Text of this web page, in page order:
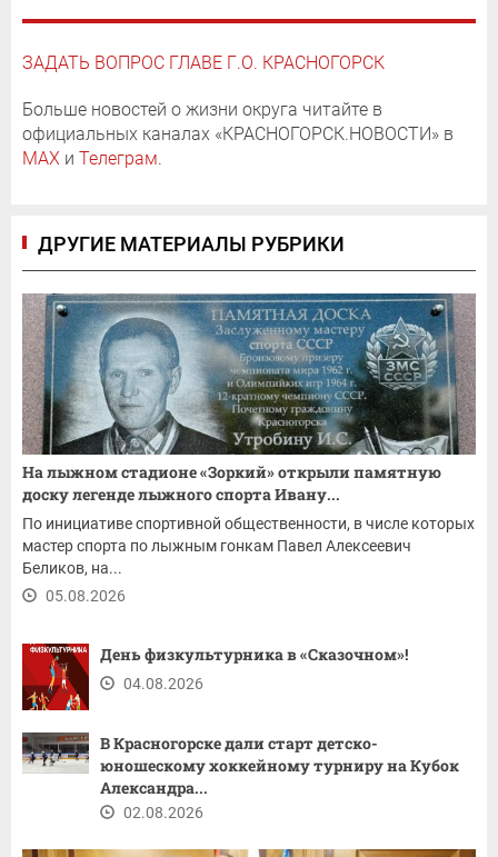
ЗАДАТЬ ВОПРОС ГЛАВЕ Г.О. КРАСНОГОРСК
Больше новостей о жизни округа читайте в
официальных каналах «КРАСНОГОРСК.НОВОСТИ» в
MAX и Телеграм.
ДРУГИЕ МАТЕРИАЛЫ РУБРИКИ
На лыжном стадионе «Зоркий» открыли памятную
доску легенде лыжного спорта Ивану...
По инициативе спортивной общественности, в числе которых
мастер спорта по лыжным гонкам Павел Алексеевич
Беликов, на...
05.08.2026
День физкультурника в «Сказочном»!
04.08.2026
В Красногорске дали старт детско-
юношескому хоккейному турниру на Кубок
Александра...
02.08.2026